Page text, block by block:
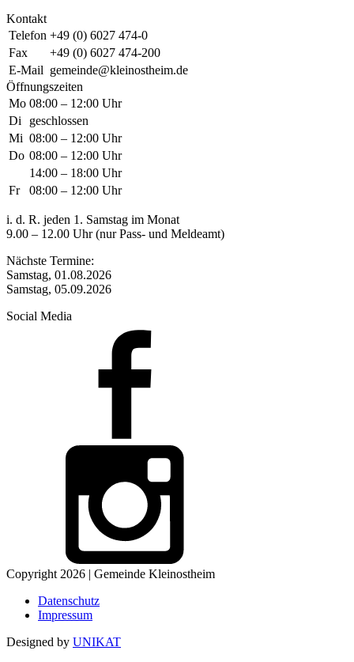
Kontakt
Telefon +49 (0) 6027 474-0
Fax
+49 (0) 6027 474-200
E-Mail gemeinde@kleinostheim.de
Öffnungszeiten
Mo 08:00 – 12:00 Uhr
Di
geschlossen
Mi 08:00 – 12:00 Uhr
Do 08:00 – 12:00 Uhr
14:00 – 18:00 Uhr
Fr
08:00 – 12:00 Uhr
i. d. R. jeden 1. Samstag im Monat
9.00 – 12.00 Uhr (nur Pass- und Meldeamt)
Nächste Termine:
Samstag, 01.08.2026
Samstag, 05.09.2026
Social Media
Copyright 2026 | Gemeinde Kleinostheim
Datenschutz
Impressum
Designed by UNIKAT